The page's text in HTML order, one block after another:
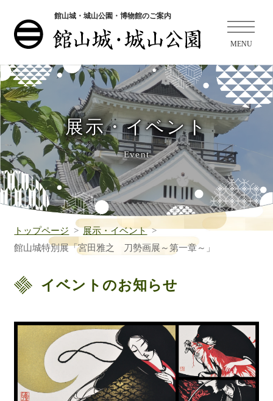
館山城・城山公園・博物館のご案内
展示・イベント
Event
トップページ
展示・イベント
館山城特別展「宮田雅之 刀勢画展～第一章～」
イベントのお知らせ